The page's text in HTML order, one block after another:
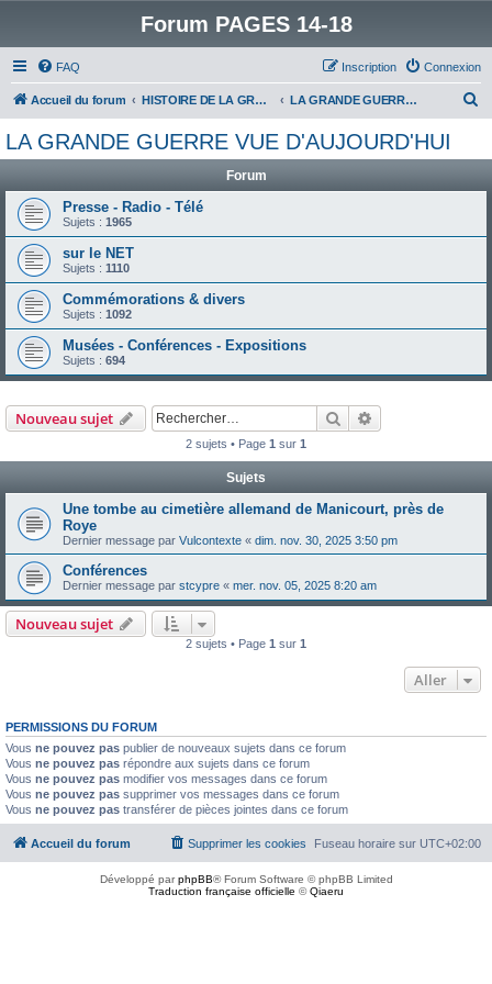
Forum PAGES 14-18
FAQ Connexion
Inscription
Accueil du forum HISTOIRE DE LA GRANDE GUERRE LA GRANDE GUERRE VUE D'AUJOURD'HUI
h
LA GRANDE GUERRE VUE D'AUJOURD'HUI
Forum
Presse - Radio - Télé
Sujets : 1965
sur le NET
Sujets : 1110
Commémorations & divers
Sujets : 1092
Musées - Conférences - Expositions
Sujets : 694
Nouveau sujet Rechercher
2 sujets • Page 1 sur 1
Sujets
Une tombe au cimetière allemand de Manicourt, près de
Roye
Dernier message par Vulcontexte « dim. nov. 30, 2025 3:50 pm
Conférences
Dernier message par stcypre « mer. nov. 05, 2025 8:20 am
Nouveau sujet
2 sujets • Page 1 sur 1
Aller
PERMISSIONS DU FORUM
Vous ne pouvez pas publier de nouveaux sujets dans ce forum
Vous ne pouvez pas répondre aux sujets dans ce forum
Vous ne pouvez pas modifier vos messages dans ce forum
Vous ne pouvez pas supprimer vos messages dans ce forum
Vous ne pouvez pas transférer de pièces jointes dans ce forum
Accueil du forum Fuseau horaire sur UTC+02:00
Supprimer les cookies
Développé parphpBB® Forum Software © phpBB Limited
Traduction française officielle ©Qiaeru